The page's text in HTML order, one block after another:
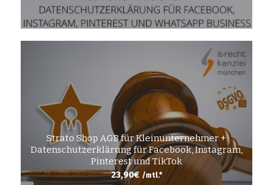
Strato Shop AGB für Kleinunternehmer +
Datenschutzerklärung für Facebook, Instagram,
Pinterest und TikTok
23,90€ /mtl.*